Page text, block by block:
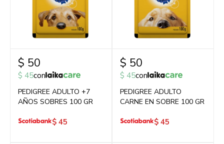
$ 50
$ 45con
PEDIGREE ADULTO +7
AÑOS SOBRES 100 GR
$ 45
$ 50
$ 45con
PEDIGREE ADULTO
CARNE EN SOBRE 100 GR
$ 45